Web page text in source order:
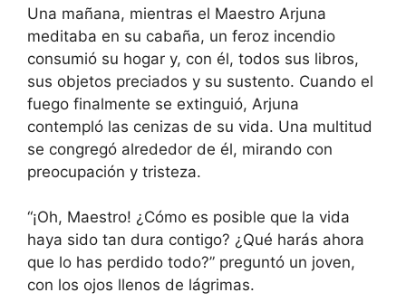
Una mañana, mientras el Maestro Arjuna
meditaba en su cabaña, un feroz incendio
consumió su hogar y, con él, todos sus libros,
sus objetos preciados y su sustento. Cuando el
fuego finalmente se extinguió, Arjuna
contempló las cenizas de su vida. Una multitud
se congregó alrededor de él, mirando con
preocupación y tristeza.
“¡Oh, Maestro! ¿Cómo es posible que la vida
haya sido tan dura contigo? ¿Qué harás ahora
que lo has perdido todo?” preguntó un joven,
con los ojos llenos de lágrimas.